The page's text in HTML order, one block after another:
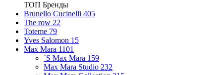
ТОП Бренды
Brunello Cucinelli 405
The row 22
Toteme 79
Yves Salomon 15
Max Mara 1101
`S Max Mara 159
Max Mara Studio 232